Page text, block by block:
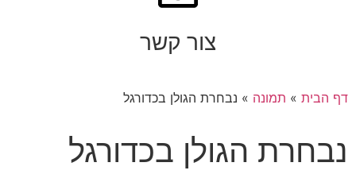
צור קשר
דף הבית » תמונה » נבחרת הגולן בכדורגל
נבחרת הגולן בכדורגל